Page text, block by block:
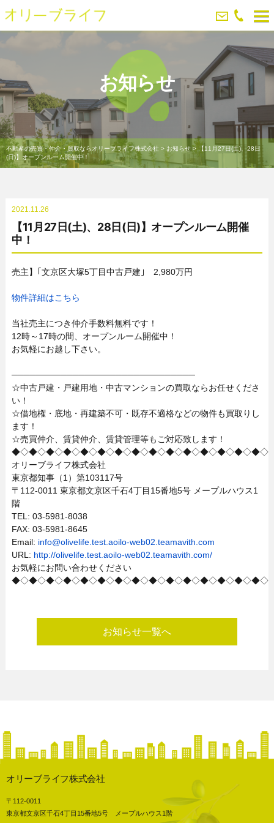
お知らせ
不動産の売買・仲介・買取ならオリーブライフ株式会社 > お知らせ> 【11月27日(土)、28日
(日)】オープンルーム開催中！
2021.11.26
【11月27日(土)、28日(日)】オープンルーム開催
中！
売主】｢文京区大塚5丁目中古戸建｣ 2,980万円
物件詳細はこちら
当社売主につき仲介手数料無料です！
12時～17時の間、オープンルーム開催中！
お気軽にお越し下さい。
──────────────────────────────
☆中古戸建・戸建用地・中古マンションの買取ならお任せくださ
い！
☆借地権・底地・再建築不可・既存不適格などの物件も買取りし
ます！
☆売買仲介、賃貸仲介、賃貸管理等もご対応致します！
◆◇◆◇◆◇◆◇◆◇◆◇◆◇◆◇◆◇◆◇◆◇◆◇◆◇◆◇◆◇
オリーブライフ株式会社
東京都知事（1）第103117号
〒112-0011 東京都文京区千石4丁目15番地5号 メープルハウス1
階
TEL: 03-5981-8038
FAX: 03-5981-8645
Email: info@olivelife.test.aoilo-web02.teamavith.com
URL: http://olivelife.test.aoilo-web02.teamavith.com/
お気軽にお問い合わせください
◆◇◆◇◆◇◆◇◆◇◆◇◆◇◆◇◆◇◆◇◆◇◆◇◆◇◆◇◆◇
お知らせ一覧へ
オリーブライフ株式会社
〒112-0011
東京都文京区千石4丁目15番地5号 メープルハウス1階